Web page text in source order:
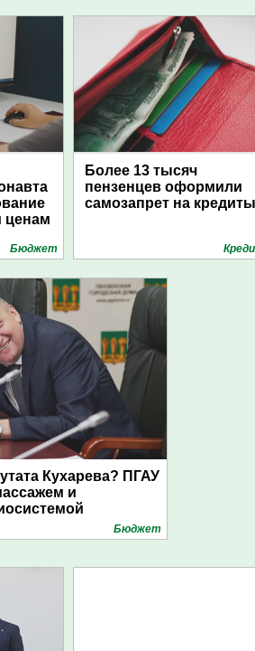
ценам
Бюджет
Более 13 тысяч
пензенцев оформили
самозапрет на кредиты
Кухарева? ПГАУ
и
Бюджет